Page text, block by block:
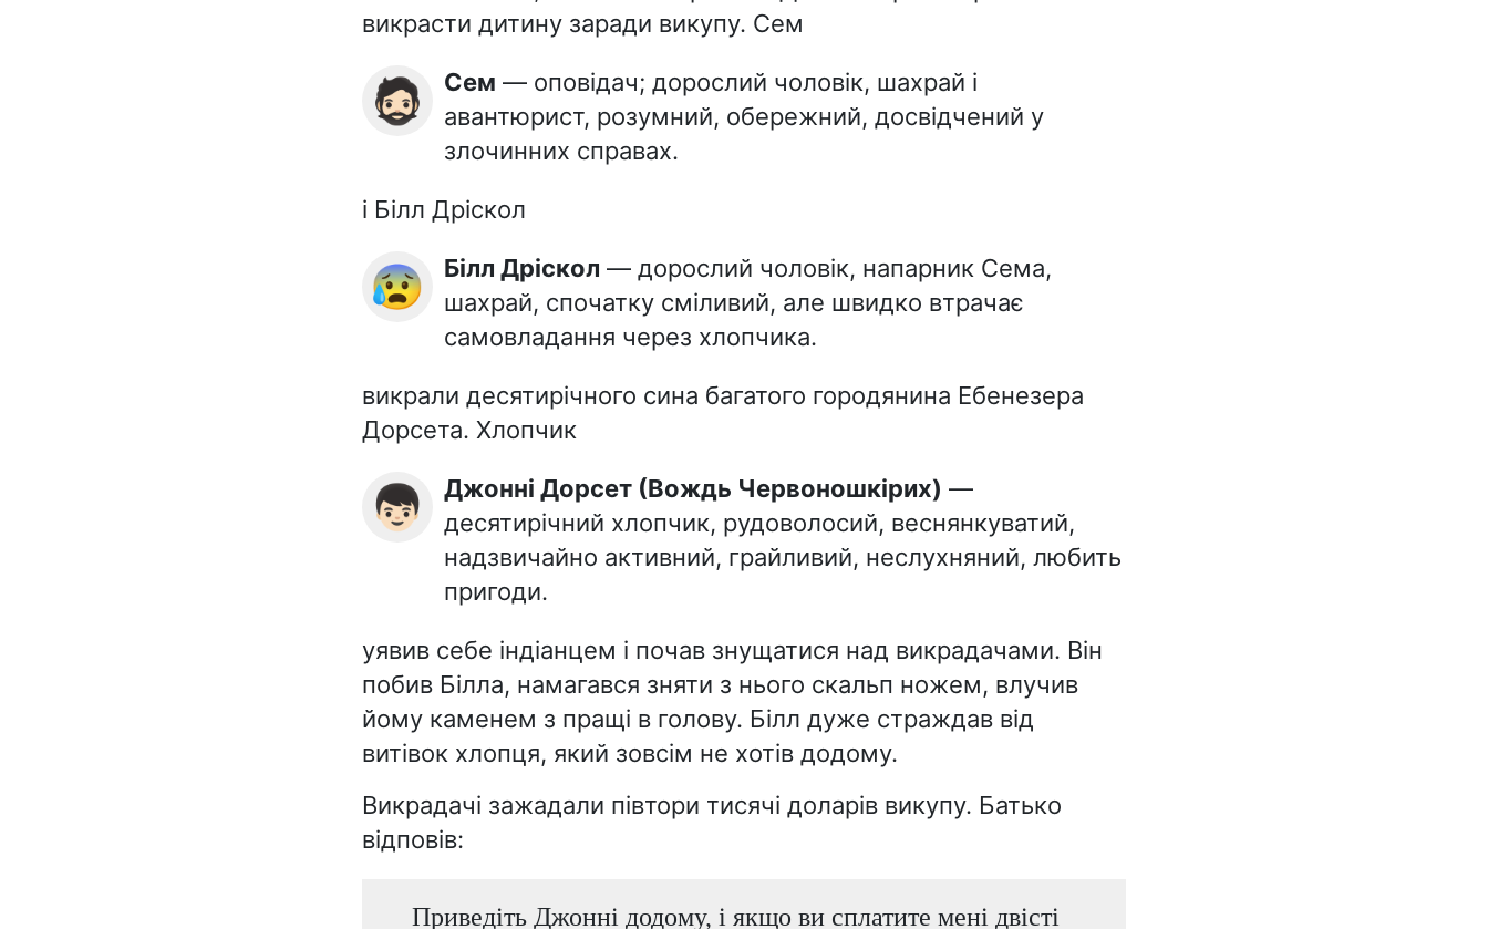
викрасти дитину заради викупу. Сем
🧔🏻 Сем — оповідач; дорослий чоловік, шахрай і
авантюрист, розумний, обережний, досвідчений у
злочинних справах.
і Білл Дріскол
😰 Білл Дріскол — дорослий чоловік, напарник Сема,
шахрай, спочатку сміливий, але швидко втрачає
самовладання через хлопчика.
викрали десятирічного сина багатого городянина Ебенезера
Дорсета. Хлопчик
👦🏻 Джонні Дорсет (Вождь Червоношкірих) —
десятирічний хлопчик, рудоволосий, веснянкуватий,
надзвичайно активний, грайливий, неслухняний, любить
пригоди.
уявив себе індіанцем і почав знущатися над викрадачами. Він
побив Білла, намагався зняти з нього скальп ножем, влучив
йому каменем з пращі в голову. Білл дуже страждав від
витівок хлопця, який зовсім не хотів додому.
Викрадачі зажадали півтори тисячі доларів викупу. Батько
відповів:
Приведіть Джонні додому, і якщо ви сплатите мені двісті